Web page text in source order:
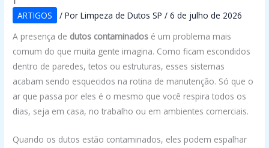
ARTIGOS / PorLimpeza de Dutos SP/6 de julho de 2026
A presença de dutos contaminados é um problema mais
comum do que muita gente imagina. Como ficam escondidos
dentro de paredes, tetos ou estruturas, esses sistemas
acabam sendo esquecidos na rotina de manutenção. Só que o
ar que passa por eles é o mesmo que você respira todos os
dias, seja em casa, no trabalho ou em ambientes comerciais.
Quando os dutos estão contaminados, eles podem espalhar